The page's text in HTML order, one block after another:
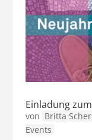
Einladung
von Britta
Events